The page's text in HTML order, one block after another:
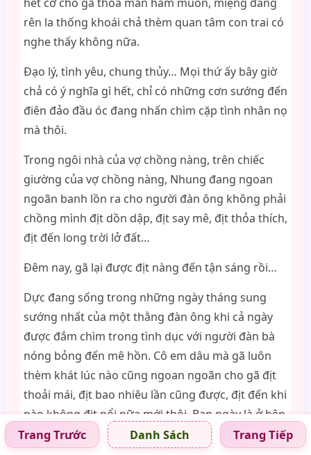
rên la thống khoái chả thèm quan tâm con trai có
nghe thấy không nữa.
Đạo lý, tình yêu, chung thủy… Mọi thứ ấy bây giờ
chả có ý nghĩa gì hết, chỉ có những cơn sướng đến
điên đảo đầu óc đang nhấn chìm cặp tình nhân nọ
mà thôi.
Trong ngôi nhà của vợ chồng nàng, trên chiếc
giường của vợ chồng nàng, Nhung đang ngoan
ngoãn banh lồn ra cho người đàn ông không phải
chồng mình địt dồn dập, địt say mê, địt thỏa thích,
địt đến long trời lở đất…
Đêm nay, gã lại được địt nàng đến tận sáng rồi…
Dực đang sống trong những ngày tháng sung
sướng nhất của một thằng đàn ông khi cả ngày
được đắm chìm trong tình dục với người đàn bà
nóng bỏng đến mê hồn. Cô em dâu mà gã luôn
thèm khát lúc nào cũng ngoan ngoãn cho gã địt
thoải mái, địt bao nhiêu lần cũng được, địt đến khi
nào không địt nổi nữa mới thôi. Ban ngày là ở bên
nhà gã, ban đêm thì ở bên nhà nàng, hai căn nhà
Trang Trước Danh Sách Trang Tiếp